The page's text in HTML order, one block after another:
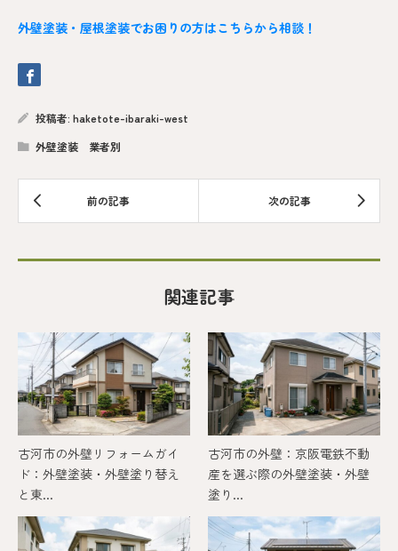
外壁塗装・屋根塗装でお困りの方はこちらから相談！
投稿者: haketote-ibaraki-west
外壁塗装 業者別
関連記事
古河市の外壁リフォームガイ
ド：外壁塗装・外壁塗り替え
と東...
古河市の外壁：京阪電鉄不動
産を選ぶ際の外壁塗装・外壁
塗り...